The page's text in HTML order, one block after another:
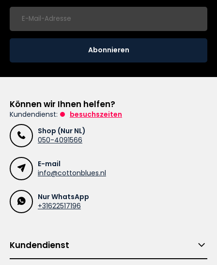
Abonnieren
Können wir Ihnen helfen?
Kundendienst:
besuchszeiten
Shop (Nur NL)
050-4091566
E-mail
info@cottonblues.nl
Nur WhatsApp
+31622517196
Kundendienst